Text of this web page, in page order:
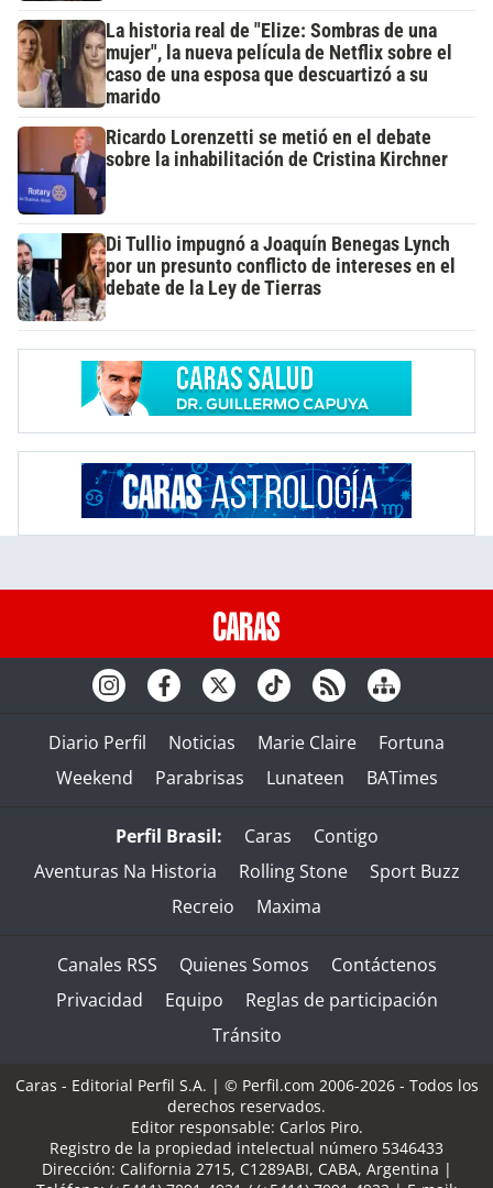
La historia real de "Elize: Sombras de una
mujer", la nueva película de Netflix sobre el
caso de una esposa que descuartizó a su
marido
Ricardo Lorenzetti se metió en el debate
sobre la inhabilitación de Cristina Kirchner
Di Tullio impugnó a Joaquín Benegas Lynch
por un presunto conflicto de intereses en el
debate de la Ley de Tierras
Diario Perfil Noticias Marie Claire
Fortuna
Weekend
Parabrisas Lunateen BATimes
Perfil Brasil: Caras
Contigo
Aventuras Na Historia
Rolling Stone
Sport Buzz
Recreio
Maxima
Canales RSS Quienes Somos
Contáctenos
Privacidad
Equipo
Reglas de participación
Tránsito
Caras - Editorial Perfil S.A. | © Perfil.com 2006-2026 - Todos los
derechos reservados.
Editor responsable: Carlos Piro.
Registro de la propiedad intelectual número 5346433
Dirección: California 2715, C1289ABI, CABA, Argentina |